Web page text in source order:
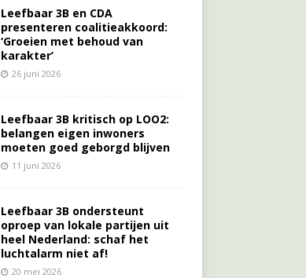
Leefbaar 3B en CDA
presenteren coalitieakkoord:
‘Groeien met behoud van
karakter’
26 juni 2026
Leefbaar 3B kritisch op LOO2:
belangen eigen inwoners
moeten goed geborgd blijven
11 juni 2026
Leefbaar 3B ondersteunt
oproep van lokale partijen uit
heel Nederland: schaf het
luchtalarm niet af!
20 mei 2026